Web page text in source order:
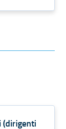
(dirigenti